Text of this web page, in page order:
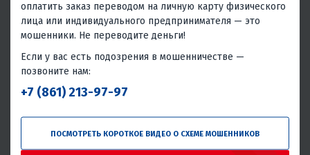
покупателей и количестве обращений в сервис с этим
товаром.
97.19%
Хорошая надёжность
Надежность двигателя или трансмиссии
99.38%
оплатить заказ переводом на личную карту физического
лица или индивидуального предпринимателя — это
мошенники. Не переводите деньги!
Если у вас есть подозрения в мошенничестве —
позвоните нам:
+7 (861) 213-97-97
ПОСМОТРЕТЬ КОРОТКОЕ ВИДЕО О СХЕМЕ МОШЕННИКОВ